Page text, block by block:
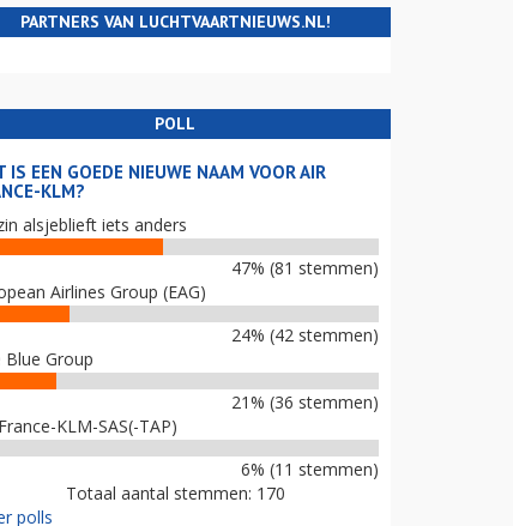
PARTNERS VAN LUCHTVAARTNIEUWS.NL!
POLL
IS EEN GOEDE NIEUWE NAAM VOOR AIR
KLM?
alsjeblieft iets anders
47% (81 stemmen)
Airlines Group (EAG)
24% (42 stemmen)
Blue Group
21% (36 stemmen)
KLM-SAS(-TAP)
6% (11 stemmen)
Totaal aantal stemmen: 170
polls